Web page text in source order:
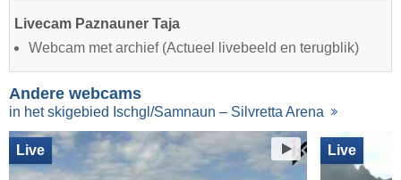
Livecam Paznauner Taja
Webcam met archief (Actueel livebeeld en terugblik)
Andere webcams
in het skigebied Ischgl/Samnaun – Silvretta Arena
Live Live